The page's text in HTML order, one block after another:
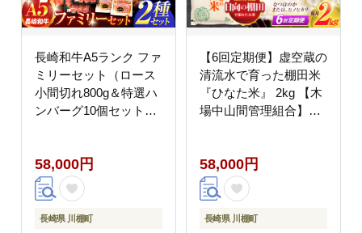
長崎和牛A5ランク ファ
ミリーセット（ロース
小間切れ800g＆特選ハ
ンバーグ10個セット）
べ比べ ハンバーグ 切り
落とし きりおとし はん
ばーぐ
58,000円
長崎県 川棚町
【6回定期便】虚空蔵の
清流水で育った棚田米
『ひなた米』 2kg 【木
場中山間管理組合】
58,000円
長崎県 川棚町